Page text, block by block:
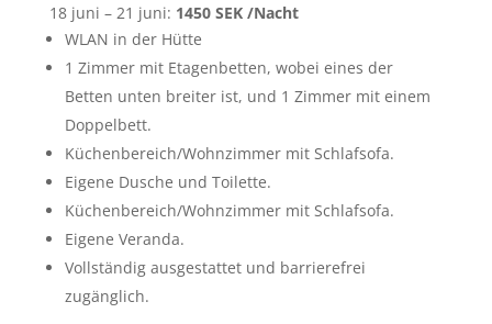
18 juni – 21 juni: 1450 SEK /Nacht
WLAN in der Hütte
1 Zimmer mit Etagenbetten, wobei eines der
Betten unten breiter ist, und 1 Zimmer mit einem
Doppelbett.
Küchenbereich/Wohnzimmer mit Schlafsofa.
Eigene Dusche und Toilette.
Küchenbereich/Wohnzimmer mit Schlafsofa.
Eigene Veranda.
Vollständig ausgestattet und barrierefrei
zugänglich.